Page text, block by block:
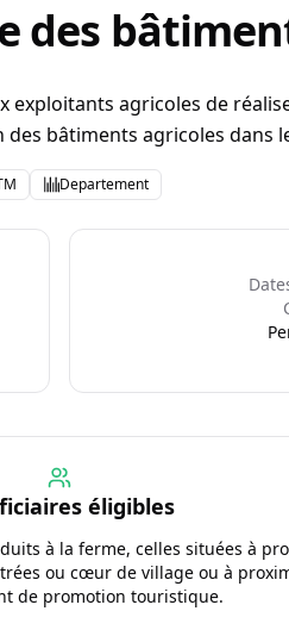
des
exploitants agricoles de
bâtiments agricoles dans
Departement
éligibles
à la ferme, celles situées à
ou cœur de village ou à
de promotion touristique.